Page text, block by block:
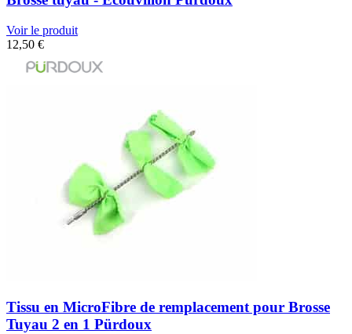
Voir le produit
12,50 €
Tissu en MicroFibre de remplacement pour Brosse
Tuyau 2 en 1 Pürdoux